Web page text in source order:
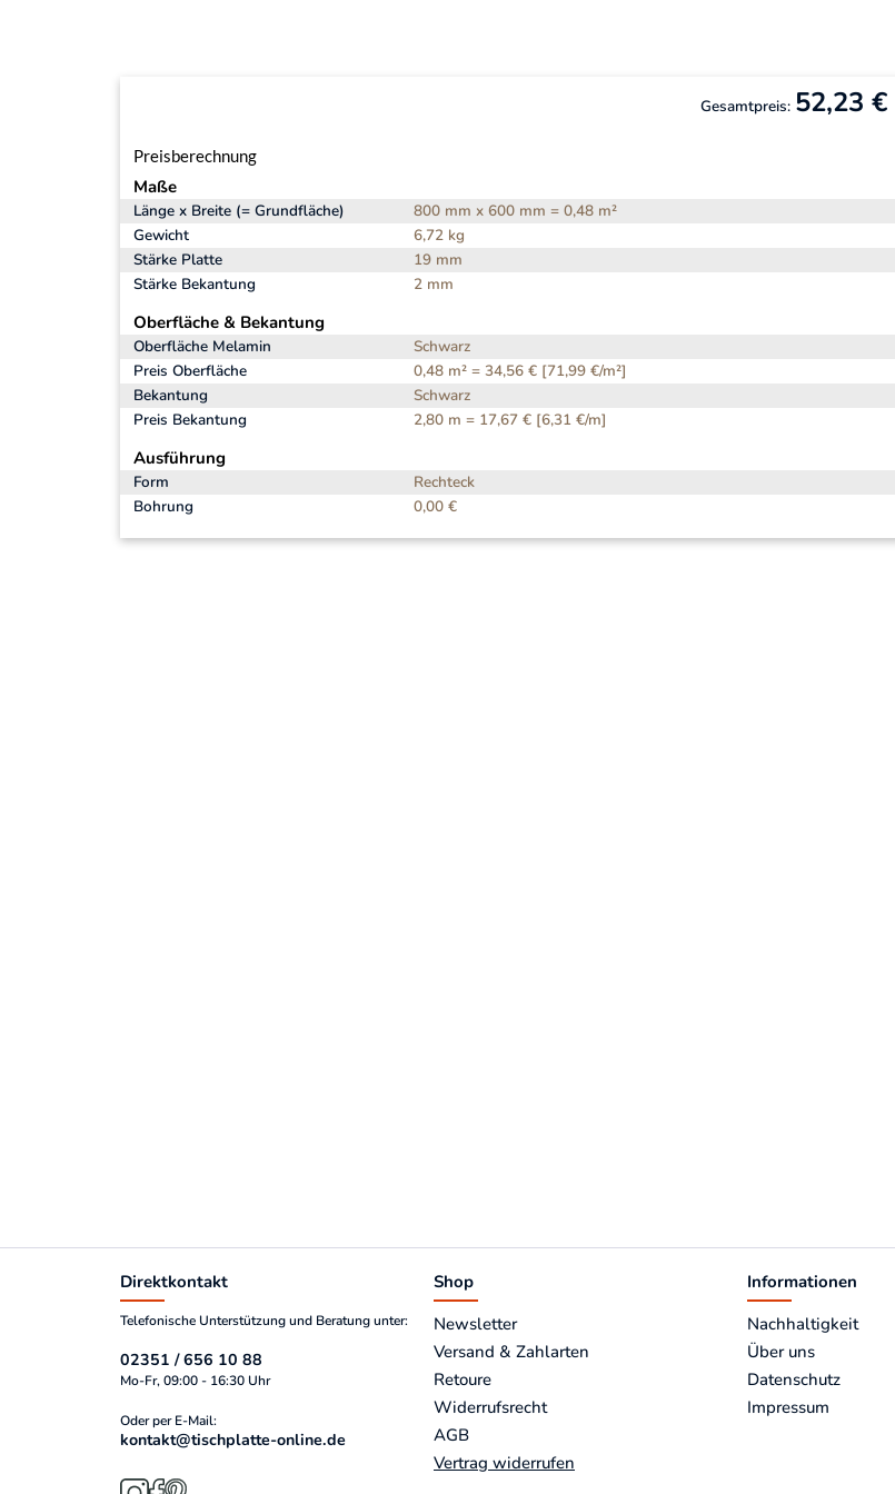
Gesamtpreis: 52,23 €
Preisberechnung
Maße
Länge x Breite (= Grundfläche)
800 mm x 600 mm = 0,48 m²
Gewicht
6,72 kg
Stärke Platte
19 mm
Stärke Bekantung
2 mm
Oberfläche & Bekantung
Oberfläche Melamin
Schwarz
Preis Oberfläche
0,48 m² = 34,56 € [71,99 €/m²]
Bekantung
Schwarz
Preis Bekantung
2,80 m = 17,67 € [6,31 €/m]
Ausführung
Form
Rechteck
Bohrung
0,00 €
Direktkontakt
Telefonische Unterstützung und Beratung unter:
02351 / 656 10 88
Mo-Fr, 09:00 - 16:30 Uhr
Oder per E-Mail:
kontakt@tischplatte-online.de
Shop
Newsletter
Versand & Zahlarten
Retoure
Widerrufsrecht
AGB
Vertrag widerrufen
Informationen
Nachhaltigkeit
Über uns
Datenschutz
Impressum